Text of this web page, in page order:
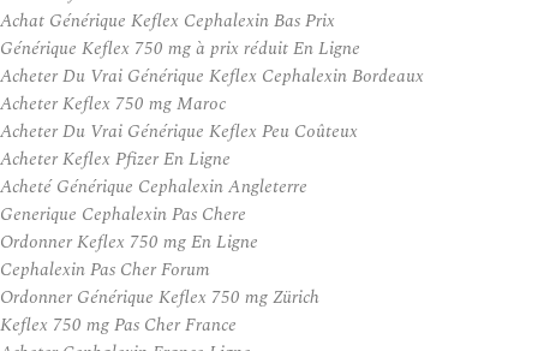
Achat Générique Keflex Cephalexin Bas Prix
Générique Keflex 750 mg à prix réduit En Ligne
Acheter Du Vrai Générique Keflex Cephalexin Bordeaux
Acheter Keflex 750 mg Maroc
Acheter Du Vrai Générique Keflex Peu Coûteux
Acheter Keflex Pfizer En Ligne
Acheté Générique Cephalexin Angleterre
Generique Cephalexin Pas Chere
Ordonner Keflex 750 mg En Ligne
Cephalexin Pas Cher Forum
Ordonner Générique Keflex 750 mg Zürich
Keflex 750 mg Pas Cher France